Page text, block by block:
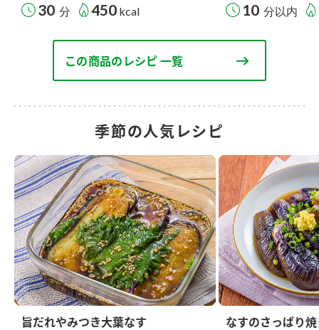
30 分 450 kcal 10 分以内
この商品のレシピ 一覧
季節の人気レシピ
旨だれやみつき大葉なす なすのさっぱり